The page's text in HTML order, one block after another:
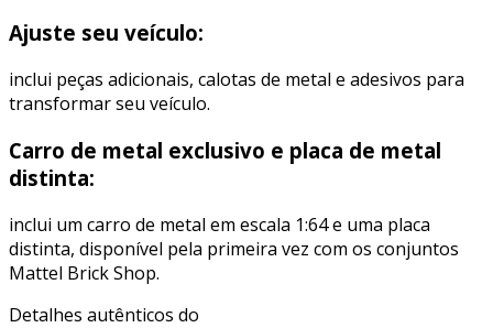
Ajuste seu veículo:
inclui peças adicionais, calotas de metal e adesivos para
transformar seu veículo.
Carro de metal exclusivo e placa de metal
distinta:
inclui um carro de metal em escala 1:64 e uma placa
distinta, disponível pela primeira vez com os conjuntos
Mattel Brick Shop.
Detalhes autênticos do